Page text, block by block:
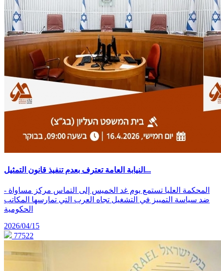
النيابة العامة تعترف بعدم تنفيذ قانون التمثيل...
- المحكمة العليا تستمع يوم غد الخميس إلى التماس مركز مساواة
ضد سياسة التمييز في التشغيل تجاه العرب التي تمارسها المكاتب
الحكومية
2026/04/15
77522